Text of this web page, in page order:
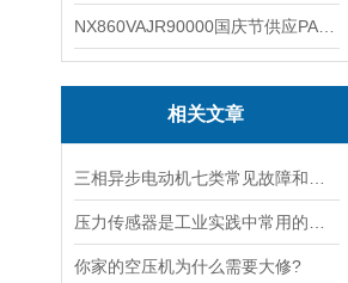
相关文章
你家的空压机为什么需要大修?